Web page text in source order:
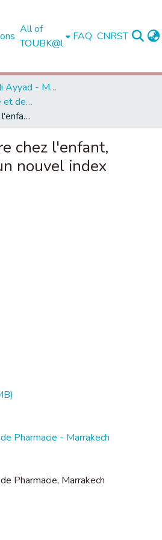
All of
TOUBK@l
FAQ CNRST
Université Cadi Ayyad - Marrakech
Faculté de Médecine et de Pharmacie - Marrakech
Variance lunaire chez l'enfant, proposition d'un nouvel index
chez l'enfant,
nouvel index
Pharmacie - Marrakech
Pharmacie, Marrakech